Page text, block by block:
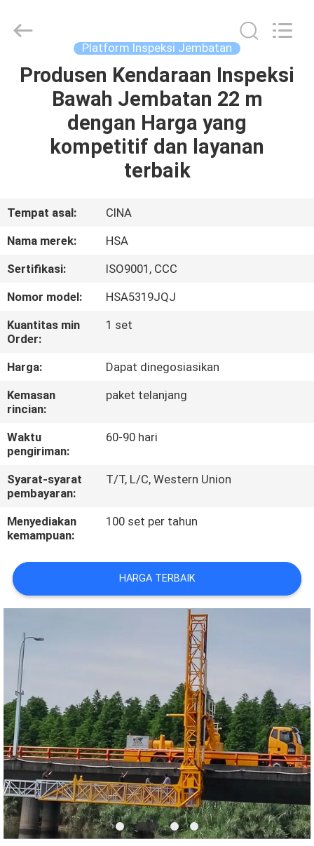
RUMAH
PRODUK
TUR
KONTROL
KUALITAS
HUBUNGI
KAMI
BERITA
PERMINTAAN
PENAWARAN
KEBIJAKAN
PURPOSE
VEHICLE
Reserved.
Platform Inspeksi Jembatan
Produsen Kendaraan Inspeksi
Bawah Jembatan 22 m
dengan Harga yang
kompetitif dan layanan
terbaik
Tempat asal:
CINA
Nama merek:
HSA
Sertifikasi:
ISO9001, CCC
Nomor model:
HSA5319JQJ
Kuantitas min
Order:
1 set
Harga:
Dapat dinegosiasikan
Kemasan
rincian:
paket telanjang
Waktu
pengiriman:
60-90 hari
Syarat-syarat
pembayaran:
T/T, L/C, Western Union
Menyediakan
kemampuan:
100 set per tahun
HARGA TERBAIK